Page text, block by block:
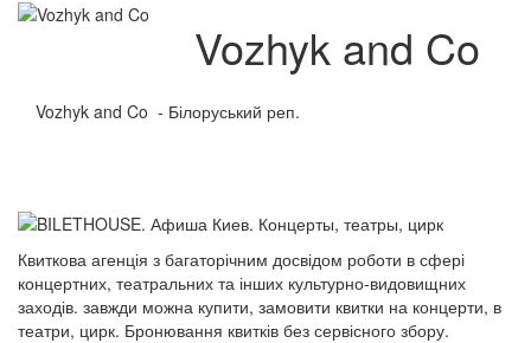
Vozhyk and Co
Vozhyk and Co - Білоруський реп.
Квиткова агенція з багаторічним досвідом роботи в сфері
концертних, театральних та інших культурно-видовищних
заходів. завжди можна купити, замовити квитки на концерти, в
театри, цирк. Бронювання квитків без сервісного збору.